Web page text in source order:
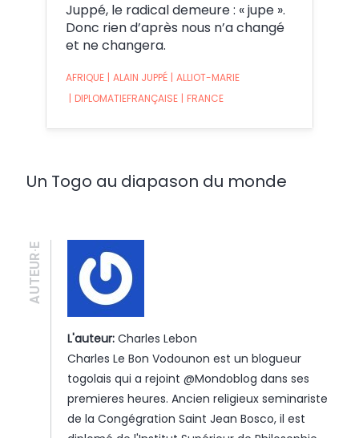
Juppé, le radical demeure : « jupe ».
Donc rien d’après nous n’a changé
et ne changera.
AFRIQUE | ALAIN JUPPÉ | ALLIOT-MARIE
| DIPLOMATIEFRANÇAISE | FRANCE
Un Togo au diapason du monde
AUTEUR·E
L'auteur: Charles Lebon
Charles Le Bon Vodounon est un blogueur
togolais qui a rejoint @Mondoblog dans ses
premieres heures. Ancien religieux seminariste
de la Congégration Saint Jean Bosco, il est